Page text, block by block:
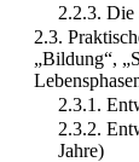
2.2.3.
2.3.
„Bildung“,
2.3.1.
2.3.2.
Jahre)